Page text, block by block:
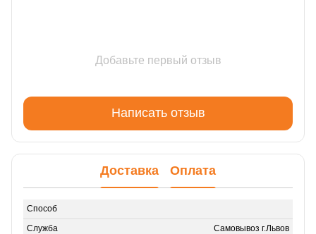
Добавьте первый отзыв
Написать отзыв
Доставка Оплата
Самовывоз г.Львов